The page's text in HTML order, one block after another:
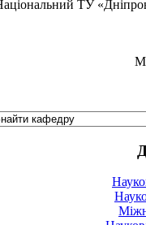
ТУ